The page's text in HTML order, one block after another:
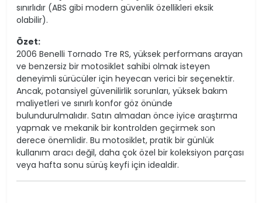
sınırlıdır (ABS gibi modern güvenlik özellikleri eksik
olabilir).
Özet:
2006 Benelli Tornado Tre RS, yüksek performans arayan
ve benzersiz bir motosiklet sahibi olmak isteyen
deneyimli sürücüler için heyecan verici bir seçenektir.
Ancak, potansiyel güvenilirlik sorunları, yüksek bakım
maliyetleri ve sınırlı konfor göz önünde
bulundurulmalıdır. Satın almadan önce iyice araştırma
yapmak ve mekanik bir kontrolden geçirmek son
derece önemlidir. Bu motosiklet, pratik bir günlük
kullanım aracı değil, daha çok özel bir koleksiyon parçası
veya hafta sonu sürüş keyfi için idealdir.